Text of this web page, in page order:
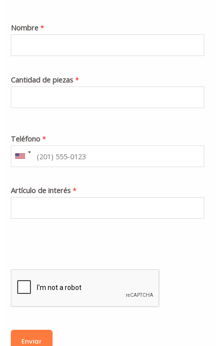
Nombre*
Cantidad de piezas*
Teléfono*
Artículo de interés*
Enviar